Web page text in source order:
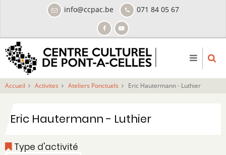
principal
info@ccpac.be 071 84 05 67
Accueil Activites Ateliers Ponctuels Eric Hautermann - Luthier
Eric Hautermann - Luthier
Type d'activité